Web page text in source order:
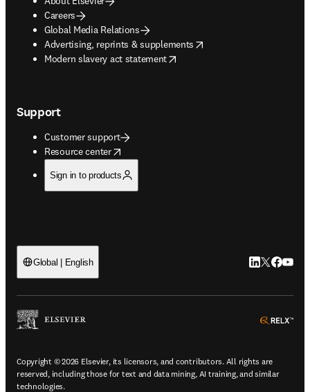
Careers
Global Media Relations
Advertising, reprints & supplements
opens in new tab/window
Modern slavery act statement
opens in new tab/window
Support
Customer support
Resource center
opens in new tab/window
Sign in to products
Global | English LinkedIn
Twitter
Copyright © 2026 Elsevier, its licensors, and contributors. All rights are
reserved, including those for text and data mining, AI training, and similar
technologies.